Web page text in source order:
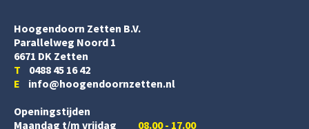
Hoogendoorn Zetten B.V.
Parallelweg Noord 1
6671 DK Zetten
T 0488 45 16 42
E info@hoogendoornzetten.nl
Openingstijden
Maandag t/m vrijdag
08.00 - 17.00